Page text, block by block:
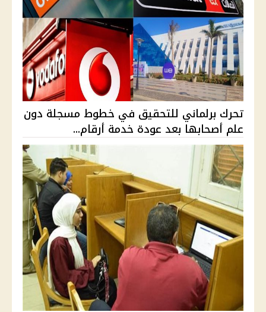
تحرك برلماني للتحقيق في خطوط مسجلة دون
علم أصحابها بعد عودة خدمة أرقام...